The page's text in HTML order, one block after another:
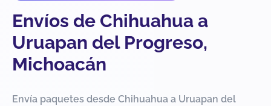
Envíos de Chihuahua a
Uruapan del Progreso,
Michoacán
Envía paquetes desde Chihuahua a Uruapan del